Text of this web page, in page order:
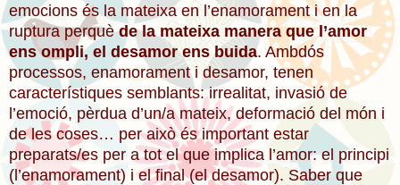
emocions és la mateixa en l’enamorament i en la
ruptura perquède la mateixa manera que l’amor
ens ompli, el desamor ens buida. Ambdós
processos, enamorament i desamor, tenen
característiques semblants: irrealitat, invasió de
l’emoció, pèrdua d’un/a mateix, deformació del món i
de les coses… per això és important estar
preparats/es per a tot el que implica l’amor: el principi
(l’enamorament) i el final (el desamor). Saber que